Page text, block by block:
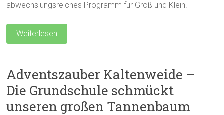
abwechslungsreiches Programm für Groß und Klein.
Weiterlesen
Adventszauber Kaltenweide –
Die Grundschule schmückt
unseren großen Tannenbaum